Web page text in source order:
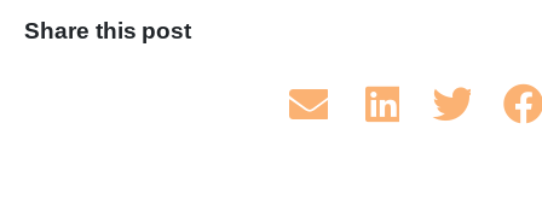
Share this post